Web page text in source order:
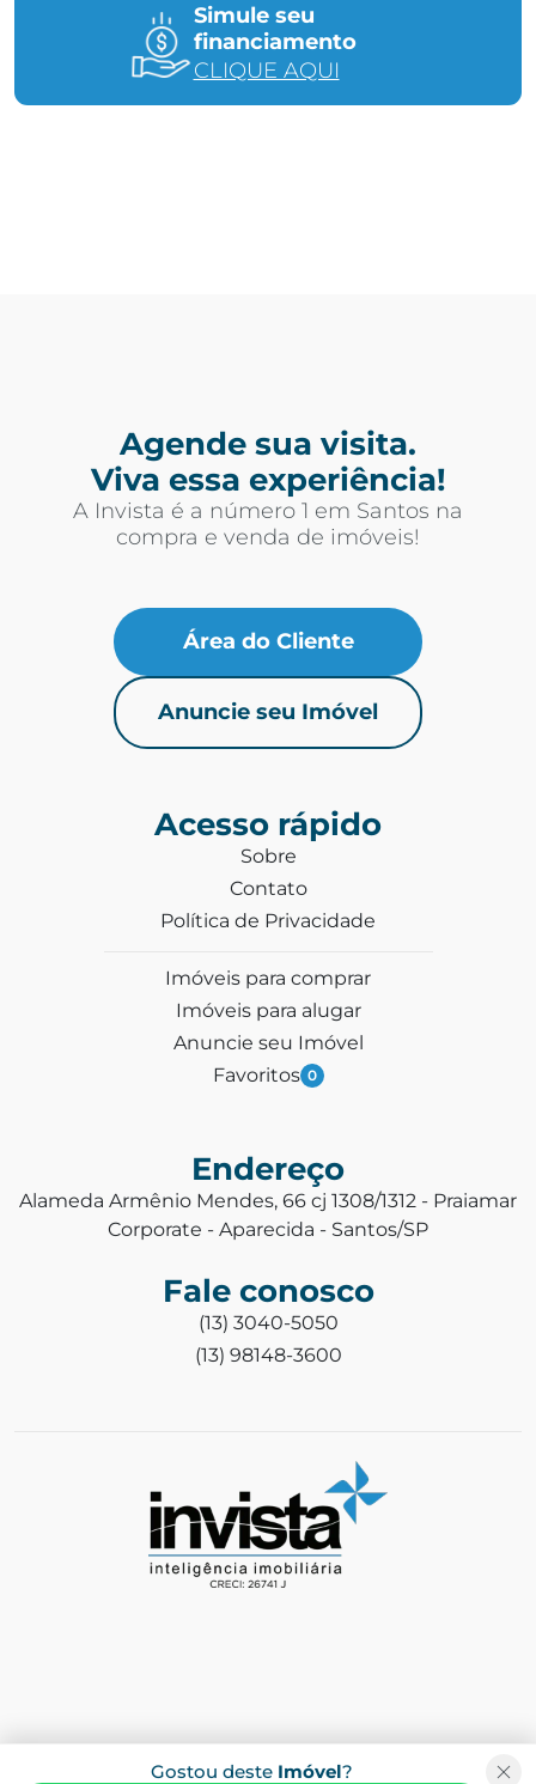
Simule seu
financiamento
CLIQUE AQUI
Gostou deste Imóvel?
Agende sua visita.
Viva essa experiência!
A Invista é a número 1 em Santos na
compra e venda de imóveis!
Área do Cliente
Anuncie seu Imóvel
Acesso rápido
Sobre
Contato
Política de Privacidade
Imóveis para comprar
Imóveis para alugar
Anuncie seu Imóvel
Favoritos 0
Endereço
Alameda Armênio Mendes, 66 cj 1308/1312 - Praiamar
Corporate - Aparecida - Santos/SP
Fale conosco
(13) 3040-5050
(13) 98148-3600